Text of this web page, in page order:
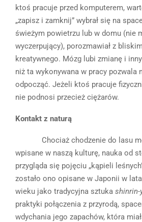
ktoś pracuje przed komputerem,
„zapisz i zamknij” wybrał się na
świeżym powietrzu lub w domu (nie
wyczerpujący), porozmawiał z
kreatywnego. Mózg lubi zmianę i
niż ta wykonywana w pracy pozwala
odpocząć. Jeżeli ktoś pracuje
nie podnosi przecież ciężarów.
Kontakt z naturą
Chociaż chodzenie do lasu
wpisane w naszą kulturę, nauka od
przygląda się pojęciu „kąpieli
zostało ono opisane w Japonii w
wieku jako tradycyjna sztuka shinrin-
praktyki połączenia z przyrodą,
wdychania jego zapachów, która